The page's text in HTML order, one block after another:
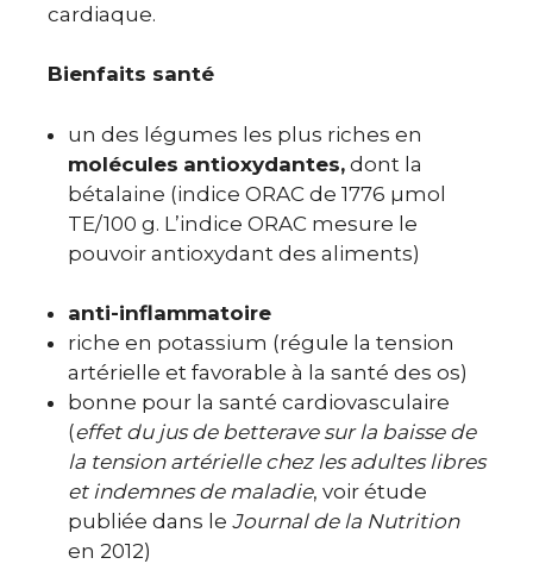
cardiaque.
Bienfaits santé
un des légumes les plus riches en
molécules antioxydantes, dont la
bétalaine (indice ORAC de 1776 µmol
TE/100 g. L’indice ORAC mesure le
pouvoir antioxydant des aliments)
anti-inflammatoire
riche en potassium (régule la tension
artérielle et favorable à la santé des os)
bonne pour la santé cardiovasculaire
(effet du jus de betterave sur la baisse de
la tension artérielle chez les adultes libres
et indemnes de maladie, voir étude
publiée dans le Journal de la Nutrition
en 2012)